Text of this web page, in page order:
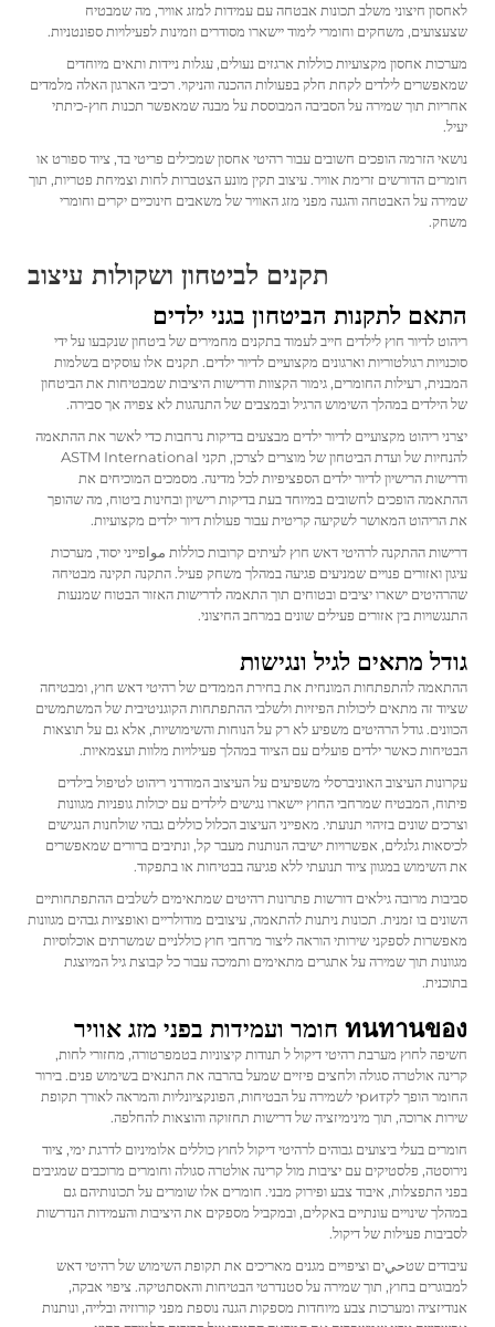
לאחסון חיצוני משלב תכונות אבטחה עם עמידות למזג אוויר, מה שמבטיח
שצעצועים, משחקים וחומרי לימוד יישארו מסודרים וזמינות לפעילויות ספונטניות.
מערכות אחסון מקצועיות כוללות ארגזים נעולים, עגלות ניידות ותאים מיוחדים
שמאפשרים לילדים לקחת חלק בפעולות ההכנה והניקוי. רכיבי הארגון האלה מלמדים
אחריות תוך שמירה על הסביבה המבוססת על מבנה שמאפשר תכנות חוץ-כיתתי
יעיל.
נושאי הזרמה הופכים חשובים עבור רהיטי אחסון שמכילים פריטי בד, ציוד ספורט או
חומרים הדורשים זרימת אוויר. עיצוב תקין מונע הצטברות לחות וצמיחת פטריות, תוך
שמירה על האבטחה והגנה מפני מזג האוויר של משאבים חינוכיים יקרים וחומרי
משחק.
תקנים לביטחון ושקולות עיצוב
התאם לתקנות הביטחון בגני ילדים
ריהוט לדיור חוץ לילדים חייב לעמוד בתקנים מחמירים של ביטחון שנקבעו על ידי
סוכנויות רגולטוריות וארגונים מקצועיים לדיור ילדים. תקנים אלו עוסקים בשלמות
המבנית, רעילות החומרים, גימור הקצוות ודרישות היציבות שמבטיחות את הביטחון
של הילדים במהלך השימוש הרגיל ובמצבים של התנהגות לא צפויה אך סבירה.
יצרני ריהוט מקצועיים לדיור ילדים מבצעים בדיקות נרחבות כדי לאשר את ההתאמה
להנחיות של ועדת הביטחון של מוצרים לצרכן, תקני ASTM International
ודרישות הרישיון לדיור ילדים הספציפיות לכל מדינה. מסמכים המוכיחים את
ההתאמה הופכים לחשובים במיוחד בעת בדיקות רישיון ובחינות ביטוח, מה שהופך
את הריהוט המאושר לשקיעה קריטית עבור פעולות דיור ילדים מקצועיות.
דרישות ההתקנה לרהיטי דאש חוץ לעיתים קרובות כוללות مواפייני יסוד, מערכות
עיגון ואזורים פנויים שמניעים פגיעה במהלך משחק פעיל. התקנה תקינה מבטיחה
שהרהיטים ישארו יציבים ובטוחים תוך התאמה לדרישות האזור הבטוח שמנעות
התנגשויות בין אזורים פעילים שונים במרחב החיצוני.
גודל מתאים לגיל ונגישות
ההתאמה להתפתחות המונחית את בחירת הממדים של רהיטי דאש חוץ, ומבטיחה
שציוד זה מתאים ליכולות הפיזיות ולשלבי ההתפתחות הקוגניטיבית של המשתמשים
הכוונים. גודל הרהיטים משפיע לא רק על הנוחות והשימושיות, אלא גם על תוצאות
הבטיחות כאשר ילדים פועלים עם הציוד במהלך פעילויות מלוות ועצמאיות.
עקרונות העיצוב האוניברסלי משפיעים על העיצוב המודרניריהוט לטיפול בילדים
פיתוח, המבטיח שמרחבי החוץ יישארו נגישים לילדים עם יכולות גופניות מגוונות
וצרכים שונים בזיהוי תנועתי. מאפייני העיצוב הכלול כוללים גבהי שולחנות הנגישים
לכיסאות גלגלים, אפשרויות ישיבה הנותנות מעבר קל, ונתיבים ברורים שמאפשרים
את השימוש במגוון ציוד תנועתי ללא פגיעה בבטיחות או בתפקוד.
סביבות מרובה גילאים דורשות פתרונות רהיטים שמתאימים לשלבים ההתפתחותיים
השונים בו זמנית. תכונות ניתנות להתאמה, עיצובים מודולריים ואופציות גבהים מגוונות
מאפשרות לספקני שירותי הוראה ליצור מרחבי חוץ כוללניים שמשרתים אוכלוסיות
מגוונות תוך שמירה על אתגרים מתאימים ותמיכה עבור כל קבוצת גיל המיוצגת
בתוכנית.
ทนทานของ חומר ועמידות בפני מזג אוויר
חשיפה לחוץ מערבת רהיטי דיקול ל תנודות קיצוניות בטמפרטורה, מחזורי לחות,
קרינה אולטרה סגולה ולחצים פיזיים שמעל בהרבה את התנאים בשימוש פנים. בירור
החומר הופך לקритי לשמירה על הבטיחות, הפונקציונליות והמראה לאורך תקופת
שירות ארוכה, תוך מינימיזציה של דרישות תחזוקה והוצאות להחלפה.
חומרים בעלי ביצועים גבוהים לרהיטי דיקול לחוץ כוללים אלומיניום לדרגת ימי, ציוד
נירוסטה, פלסטיקים עם יציבות מול קרינה אולטרה סגולה וחומרים מרוכבים שמגיבים
בפני התפצלות, איבוד צבע ופירוק מבני. חומרים אלו שומרים על תכונותיהם גם
במהלך שינויים עונתיים באקלים, ובמקביל מספקים את היציבות והעמידות הנדרשות
לסביבות פעילות של דיקול.
עיבודים שטحيים וציפויים מגנים מאריכים את תקופת השימוש של רהיטי דאש
למבוגרים בחוץ, תוך שמירה על סטנדרטי הבטיחות והאסתטיקה. ציפוי אבקה,
אנודיזציה ומערכות צבע מיוחדות מספקות הגנה נוספת מפני קורוזיה ובלייה, ונותנות